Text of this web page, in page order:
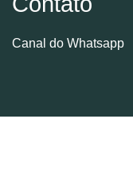
Canal do Whatsapp